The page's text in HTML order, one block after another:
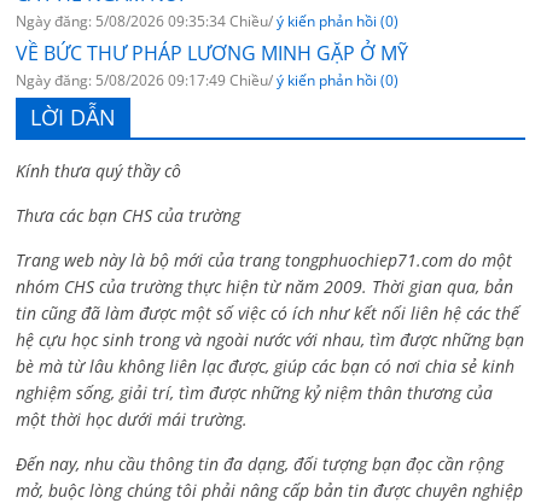
Ngày đăng: 5/08/2026 09:35:34 Chiều/ý kiến phản hồi (0)
VỀ BỨC THƯ PHÁP LƯƠNG MINH GẶP Ở MỸ
Ngày đăng: 5/08/2026 09:17:49 Chiều/ý kiến phản hồi (0)
LỜI DẪN
Kính thưa quý thầy cô
Thưa các bạn CHS của trường
Trang web này là bộ mới của trang tongphuochiep71.com do một
nhóm CHS của trường thực hiện từ năm 2009. Thời gian qua, bản
tin cũng đã làm được một số việc có ích như kết nối liên hệ các thế
hệ cựu học sinh trong và ngoài nước với nhau, tìm được những bạn
bè mà từ lâu không liên lạc được, giúp các bạn có nơi chia sẻ kinh
nghiệm sống, giải trí, tìm được những kỷ niệm thân thương của
một thời học dưới mái trường.
Đến nay, nhu cầu thông tin đa dạng, đối tượng bạn đọc cần rộng
mở, buộc lòng chúng tôi phải nâng cấp bản tin được chuyên nghiệp